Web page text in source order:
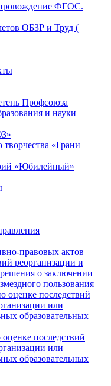
ФГОС.
ОБЗР и Труд (
Профсоюза
и науки
творчества «Грани
«Юбилейный»
правовых актов
реорганизации и
о заключении
пользования
оценке последствий
или
образовательных
последствий
или
образовательных